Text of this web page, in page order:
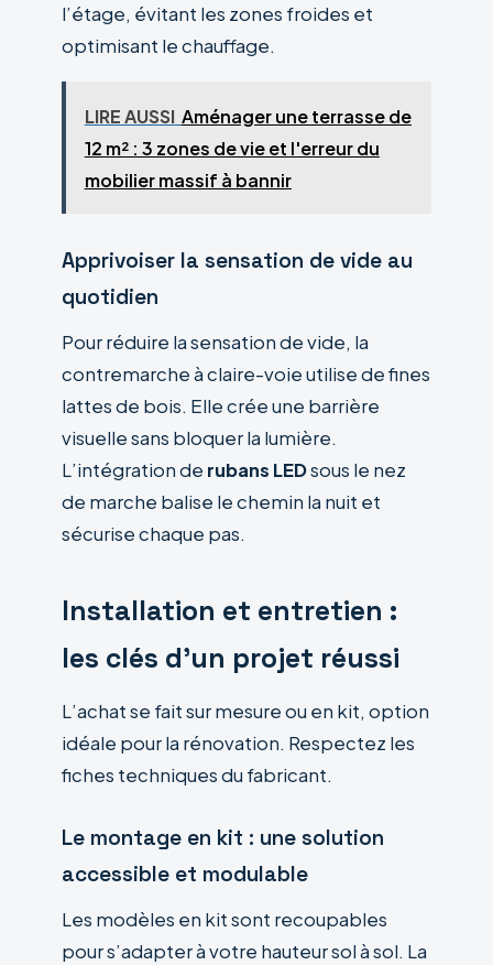
l’étage, évitant les zones froides et
optimisant le chauffage.
LIRE AUSSI Aménager une terrasse de
12 m² : 3 zones de vie et l'erreur du
mobilier massif à bannir
Apprivoiser la sensation de vide au
quotidien
Pour réduire la sensation de vide, la
contremarche à claire-voie utilise de fines
lattes de bois. Elle crée une barrière
visuelle sans bloquer la lumière.
L’intégration de rubans LEDsous le nez
de marche balise le chemin la nuit et
sécurise chaque pas.
Installation et entretien :
les clés d’un projet réussi
L’achat se fait sur mesure ou en kit, option
idéale pour la rénovation. Respectez les
fiches techniques du fabricant.
Le montage en kit : une solution
accessible et modulable
Les modèles en kit sont recoupables
pour s’adapter à votre hauteur sol à sol. La